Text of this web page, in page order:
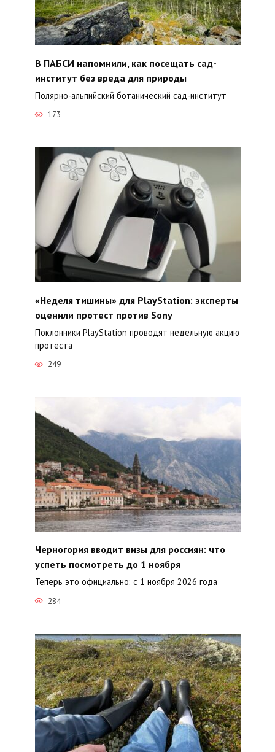
В ПАБСИ напомнили, как посещать сад-
институт без вреда для природы
Полярно-альпийский ботанический сад-институт
173
«Неделя тишины» для PlayStation: эксперты
оценили протест против Sony
Поклонники PlayStation проводят недельную акцию
протеста
249
Черногория вводит визы для россиян: что
успеть посмотреть до 1 ноября
Теперь это официально: с 1 ноября 2026 года
284